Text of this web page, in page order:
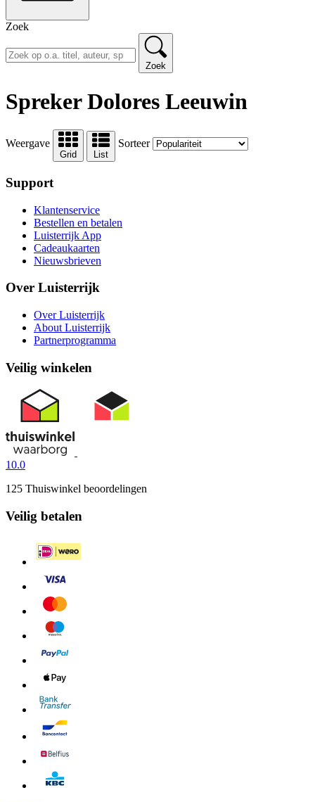
Zoek
Zoek
Spreker Dolores Leeuwin
Weergave
Grid List
Sorteer
Support
Klantenservice
Bestellen en betalen
Luisterrijk App
Cadeaukaarten
Nieuwsbrieven
Over Luisterrijk
Over Luisterrijk
About Luisterrijk
Partnerprogramma
Veilig winkelen
10.0
125 Thuiswinkel beoordelingen
Veilig betalen